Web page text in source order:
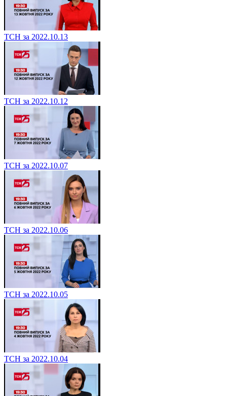
ТСН за 2022.10.13
ТСН за 2022.10.12
ТСН за 2022.10.07
ТСН за 2022.10.06
ТСН за 2022.10.05
ТСН за 2022.10.04